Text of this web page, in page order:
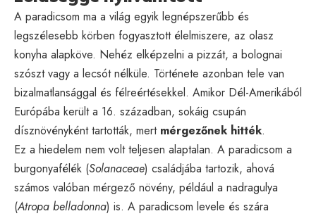
A paradicsom ma a világ egyik legnépszerűbb és
legszélesebb körben fogyasztott élelmiszere, az olasz
konyha alapköve. Nehéz elképzelni a pizzát, a bolognai
szószt vagy a lecsót nélküle. Története azonban tele van
bizalmatlansággal és félreértésekkel. Amikor Dél-Amerikából
Európába került a 16. században, sokáig csupán
dísznövényként tartották, mert mérgezőnek hitték.
Ez a hiedelem nem volt teljesen alaptalan. A paradicsom a
burgonyafélék (Solanaceae) családjába tartozik, ahová
számos valóban mérgező növény, például a nadragulya
(Atropa belladonna) is. A paradicsom levele és szára